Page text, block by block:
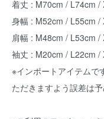
着丈 : M70cm / L74cm /
身幅 : M52cm / L55cm /
肩幅 : M48cm / L53cm /
袖丈 : M20cm / L22cm /
※インポートアイテムで
ただきますよう誤差は予